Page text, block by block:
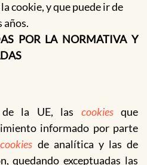
cookie, y que puede ir de
años.
POR LA NORMATIVA Y
de la UE, las cookies que
informado por parte
cookies de analítica y las de
quedando exceptuadas las